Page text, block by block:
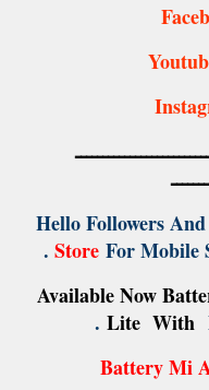
Hello Followers
StoreFor Mobile
Available Now
Lite With
.
Battery Mi